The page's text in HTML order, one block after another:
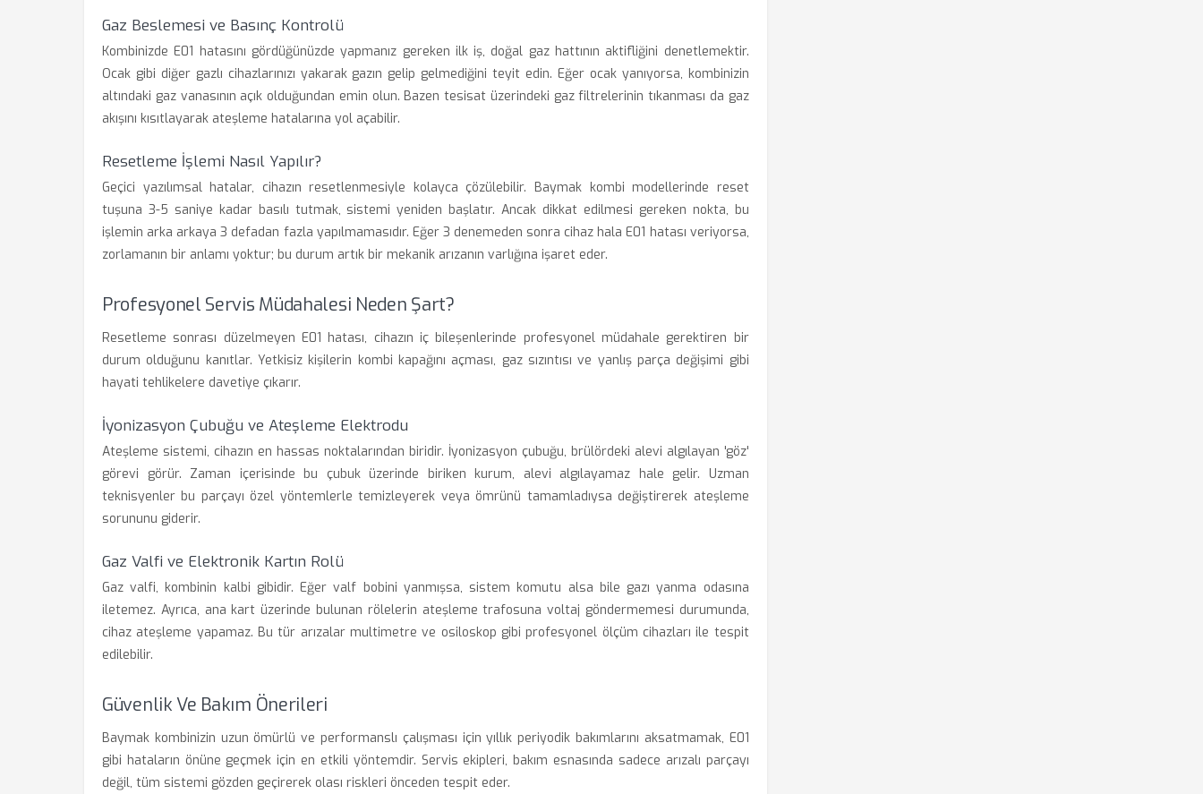
Gaz Beslemesi ve Basınç Kontrolü
Kombinizde E01 hatasını gördüğünüzde yapmanız gereken ilk iş, doğal gaz hattının aktifliğini denetlemektir.
Ocak gibi diğer gazlı cihazlarınızı yakarak gazın gelip gelmediğini teyit edin. Eğer ocak yanıyorsa, kombinizin
altındaki gaz vanasının açık olduğundan emin olun. Bazen tesisat üzerindeki gaz filtrelerinin tıkanması da gaz
akışını kısıtlayarak ateşleme hatalarına yol açabilir.
Resetleme İşlemi Nasıl Yapılır?
Geçici yazılımsal hatalar, cihazın resetlenmesiyle kolayca çözülebilir. Baymak kombi modellerinde reset
tuşuna 3-5 saniye kadar basılı tutmak, sistemi yeniden başlatır. Ancak dikkat edilmesi gereken nokta, bu
işlemin arka arkaya 3 defadan fazla yapılmamasıdır. Eğer 3 denemeden sonra cihaz hala E01 hatası veriyorsa,
zorlamanın bir anlamı yoktur; bu durum artık bir mekanik arızanın varlığına işaret eder.
Profesyonel Servis Müdahalesi Neden Şart?
Resetleme sonrası düzelmeyen E01 hatası, cihazın iç bileşenlerinde profesyonel müdahale gerektiren bir
durum olduğunu kanıtlar. Yetkisiz kişilerin kombi kapağını açması, gaz sızıntısı ve yanlış parça değişimi gibi
hayati tehlikelere davetiye çıkarır.
İyonizasyon Çubuğu ve Ateşleme Elektrodu
Ateşleme sistemi, cihazın en hassas noktalarından biridir. İyonizasyon çubuğu, brülördeki alevi algılayan 'göz'
görevi görür. Zaman içerisinde bu çubuk üzerinde biriken kurum, alevi algılayamaz hale gelir. Uzman
teknisyenler bu parçayı özel yöntemlerle temizleyerek veya ömrünü tamamladıysa değiştirerek ateşleme
sorununu giderir.
Gaz Valfi ve Elektronik Kartın Rolü
Gaz valfi, kombinin kalbi gibidir. Eğer valf bobini yanmışsa, sistem komutu alsa bile gazı yanma odasına
iletemez. Ayrıca, ana kart üzerinde bulunan rölelerin ateşleme trafosuna voltaj göndermemesi durumunda,
cihaz ateşleme yapamaz. Bu tür arızalar multimetre ve osiloskop gibi profesyonel ölçüm cihazları ile tespit
edilebilir.
Güvenlik Ve Bakım Önerileri
Baymak kombinizin uzun ömürlü ve performanslı çalışması için yıllık periyodik bakımlarını aksatmamak, E01
gibi hataların önüne geçmek için en etkili yöntemdir. Servis ekipleri, bakım esnasında sadece arızalı parçayı
değil, tüm sistemi gözden geçirerek olası riskleri önceden tespit eder.